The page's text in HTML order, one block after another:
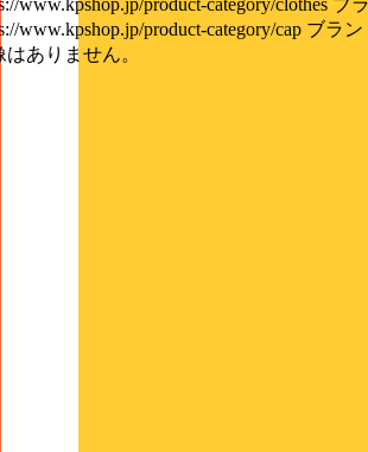
www.kpshop.jp/product-category/clothes ブ
www.kpshop.jp/product-category/cap ブラ
はありません。